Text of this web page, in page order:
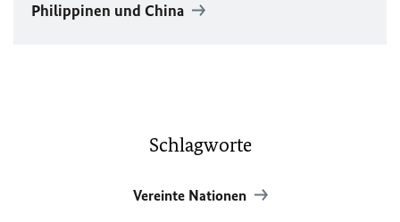
Philippinen und China
Schlagworte
Vereinte Nationen